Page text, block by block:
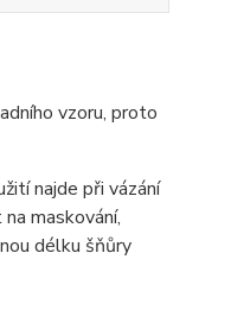
vzoru, proto
najde při vázání
maskování,
délku šňůry